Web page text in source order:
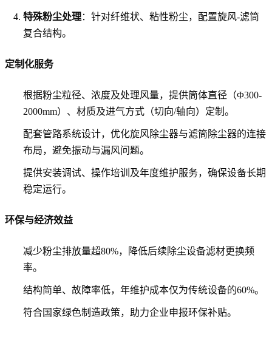
特殊粉尘处理：针对纤维状、粘性粉尘，配置旋风-滤筒
复合结构。
定制化服务
根据粉尘粒径、浓度及处理风量，提供筒体直径（Φ300-
2000mm）、材质及进气方式（切向/轴向）定制。
配套管路系统设计，优化旋风除尘器与滤筒除尘器的连接
布局，避免振动与漏风问题。
提供安装调试、操作培训及年度维护服务，确保设备长期
稳定运行。
环保与经济效益
减少粉尘排放量超80%，降低后续除尘设备滤材更换频
率。
结构简单、故障率低，年维护成本仅为传统设备的60%。
符合国家绿色制造政策，助力企业申报环保补贴。